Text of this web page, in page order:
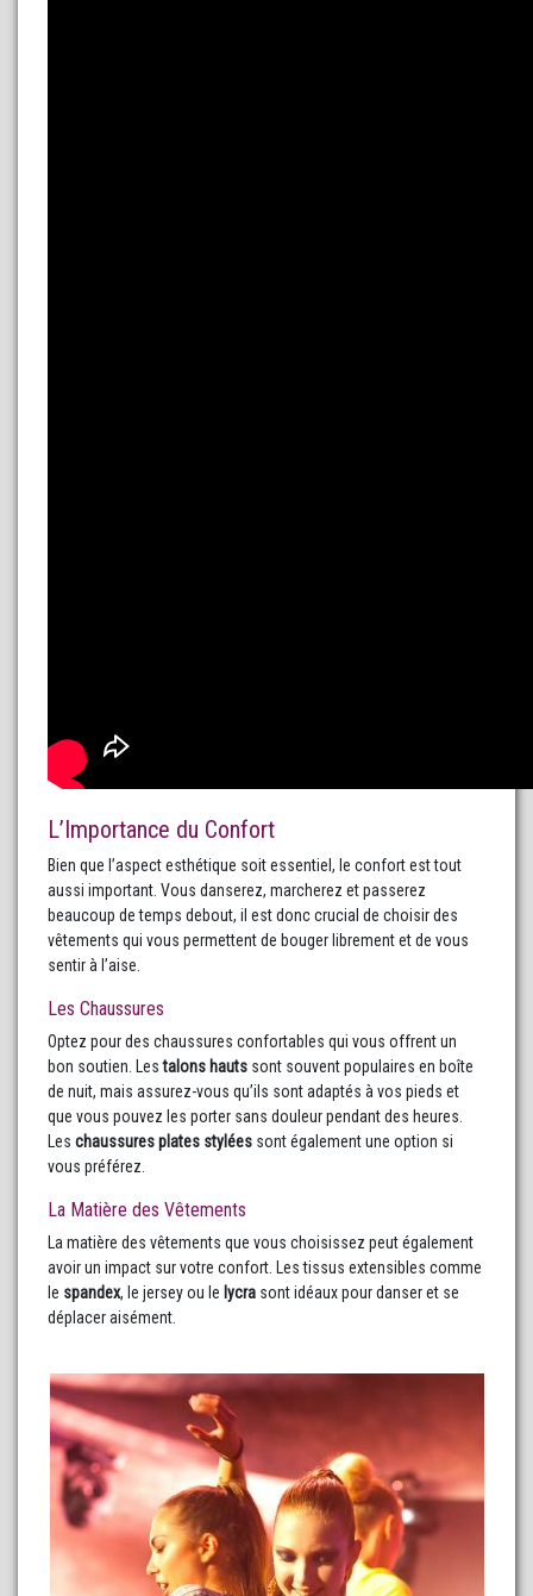
L’Importance du Confort
Bien que l’aspect esthétique soit essentiel, le confort est tout
aussi important. Vous danserez, marcherez et passerez
beaucoup de temps debout, il est donc crucial de choisir des
vêtements qui vous permettent de bouger librement et de vous
sentir à l’aise.
Les Chaussures
Optez pour des chaussures confortables qui vous offrent un
bon soutien. Lestalons hauts sont souvent populaires en boîte
de nuit, mais assurez-vous qu’ils sont adaptés à vos pieds et
que vous pouvez les porter sans douleur pendant des heures.
Les chaussures plates stylées sont également une option si
vous préférez.
La Matière des Vêtements
La matière des vêtements que vous choisissez peut également
avoir un impact sur votre confort. Les tissus extensibles comme
le spandex, le jersey ou le lycra sont idéaux pour danser et se
déplacer aisément.